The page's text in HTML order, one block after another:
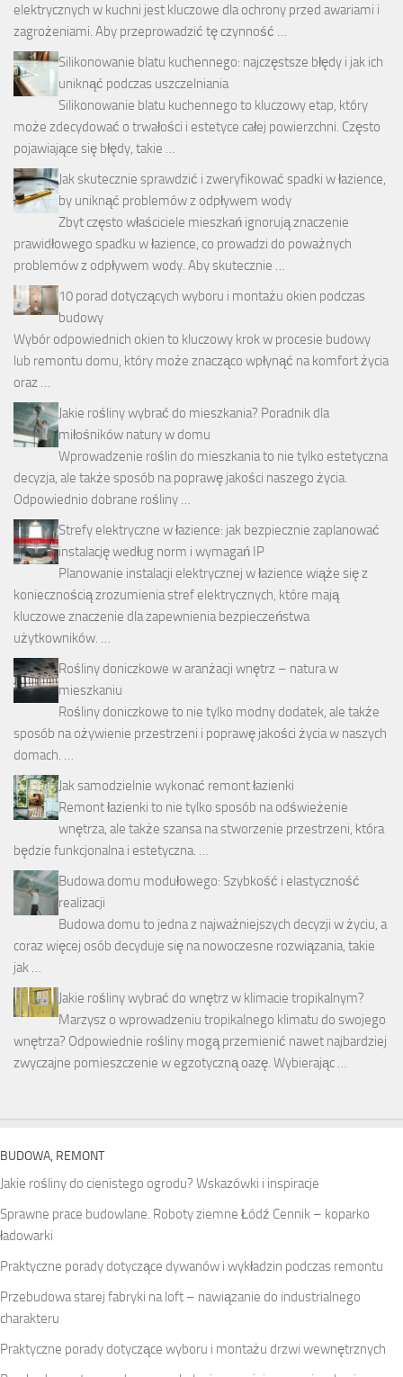
elektrycznych w kuchni jest kluczowe dla ochrony przed awariami i
zagrożeniami. Aby przeprowadzić tę czynność …
Silikonowanie blatu kuchennego: najczęstsze błędy i jak ich
uniknąć podczas uszczelniania
Silikonowanie blatu kuchennego to kluczowy etap, który
może zdecydować o trwałości i estetyce całej powierzchni. Często
pojawiające się błędy, takie …
Jak skutecznie sprawdzić i zweryfikować spadki w łazience,
by uniknąć problemów z odpływem wody
Zbyt często właściciele mieszkań ignorują znaczenie
prawidłowego spadku w łazience, co prowadzi do poważnych
problemów z odpływem wody. Aby skutecznie …
10 porad dotyczących wyboru i montażu okien podczas
budowy
Wybór odpowiednich okien to kluczowy krok w procesie budowy
lub remontu domu, który może znacząco wpłynąć na komfort życia
oraz …
Jakie rośliny wybrać do mieszkania? Poradnik dla
miłośników natury w domu
Wprowadzenie roślin do mieszkania to nie tylko estetyczna
decyzja, ale także sposób na poprawę jakości naszego życia.
Odpowiednio dobrane rośliny …
Strefy elektryczne w łazience: jak bezpiecznie zaplanować
instalację według norm i wymagań IP
Planowanie instalacji elektrycznej w łazience wiąże się z
koniecznością zrozumienia stref elektrycznych, które mają
kluczowe znaczenie dla zapewnienia bezpieczeństwa
użytkowników. …
Rośliny doniczkowe w aranżacji wnętrz – natura w
mieszkaniu
Rośliny doniczkowe to nie tylko modny dodatek, ale także
sposób na ożywienie przestrzeni i poprawę jakości życia w naszych
domach. …
Jak samodzielnie wykonać remont łazienki
Remont łazienki to nie tylko sposób na odświeżenie
wnętrza, ale także szansa na stworzenie przestrzeni, która
będzie funkcjonalna i estetyczna. …
Budowa domu modułowego: Szybkość i elastyczność
realizacji
Budowa domu to jedna z najważniejszych decyzji w życiu, a
coraz więcej osób decyduje się na nowoczesne rozwiązania, takie
jak …
Jakie rośliny wybrać do wnętrz w klimacie tropikalnym?
Marzysz o wprowadzeniu tropikalnego klimatu do swojego
wnętrza? Odpowiednie rośliny mogą przemienić nawet najbardziej
zwyczajne pomieszczenie w egzotyczną oazę. Wybierając …
BUDOWA, REMONT
Jakie rośliny do cienistego ogrodu? Wskazówki i inspiracje
Sprawne prace budowlane. Roboty ziemne Łódź Cennik – koparko
ładowarki
Praktyczne porady dotyczące dywanów i wykładzin podczas remontu
Przebudowa starej fabryki na loft – nawiązanie do industrialnego
charakteru
Praktyczne porady dotyczące wyboru i montażu drzwi wewnętrznych